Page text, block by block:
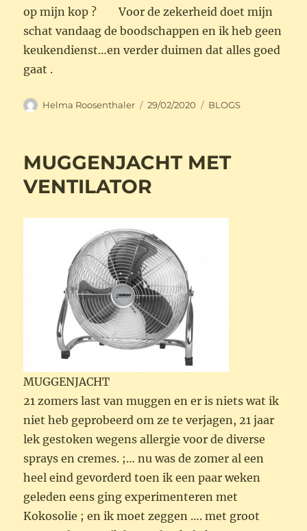
op mijn kop ? Voor de zekerheid doet mijn
schat vandaag de boodschappen en ik heb geen
keukendienst…en verder duimen dat alles goed
gaat .
Auteur
Helma Roosenthaler
Geplaatst
29/02/2020 Categorieën
BLOGS
MUGGENJACHT MET
VENTILATOR
MUGGENJACHT
21 zomers last van muggen en er is niets wat ik
niet heb geprobeerd om ze te verjagen, 21 jaar
lek gestoken wegens allergie voor de diverse
sprays en cremes. ;… nu was de zomer al een
heel eind gevorderd toen ik een paar weken
geleden eens ging experimenteren met
Kokosolie ; en ik moet zeggen …. met groot